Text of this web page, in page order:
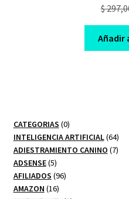
$
Añadir
CATEGORIAS 00
productos
INTELIGENCIA ARTIFICIAL 6464
ADIESTRAMIENTO CANINO 77
ADSENSE 55
productos
AFILIADOS 9696
AMAZON 1616